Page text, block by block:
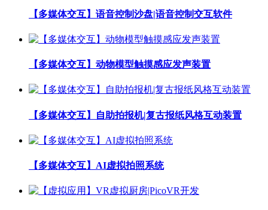
【多媒体交互】语音控制沙盘|语音控制交互软件
【多媒体交互】动物模型触摸感应发声装置
【多媒体交互】自助拍报机|复古报纸风格互动装置
【多媒体交互】AI虚拟拍照系统